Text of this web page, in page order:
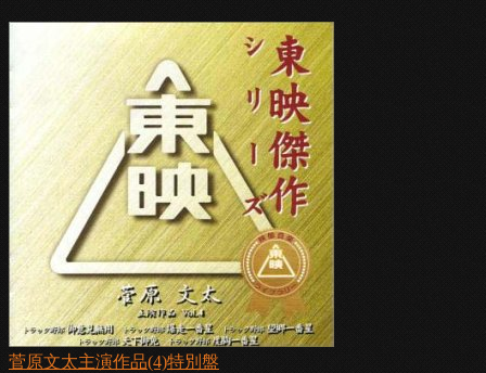
菅原文太主演作品(4)特別盤